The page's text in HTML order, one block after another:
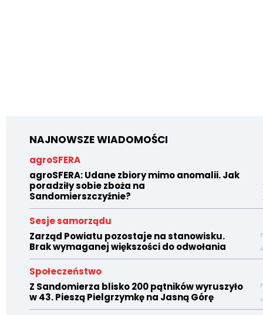
NAJNOWSZE WIADOMOŚCI
agroSFERA
agroSFERA: Udane zbiory mimo anomalii. Jak
poradziły sobie zboża na
Sandomierszczyźnie?
Sesje samorządu
Zarząd Powiatu pozostaje na stanowisku.
Brak wymaganej większości do odwołania
Społeczeństwo
Z Sandomierza blisko 200 pątników wyruszyło
w 43. Pieszą Pielgrzymkę na Jasną Górę